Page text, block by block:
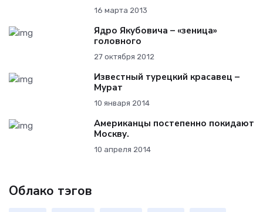
16 марта 2013
Ядро Якубовича – «зеница»
головного
27 октября 2012
Известный турецкий красавец –
Мурат
10 января 2014
Американцы постепенно покидают
Москву.
10 апреля 2014
Облако тэгов